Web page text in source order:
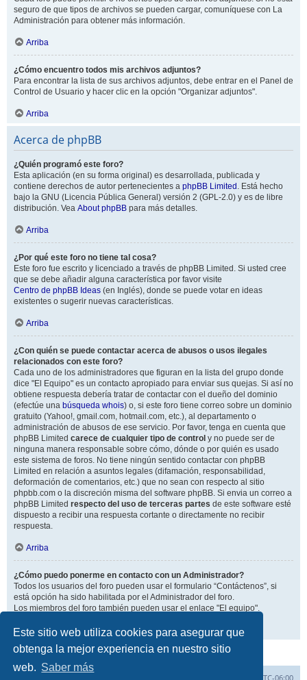
Este sitio web utiliza cookies para asegurar que
obtenga la mejor experiencia en nuestro sitio
web. Saber más
seguro de que tipos de archivos se pueden cargar, comuníquese con La
Administración para obtener más información.
Arriba
¿Cómo encuentro todos mis archivos adjuntos?
Para encontrar la lista de sus archivos adjuntos, debe entrar en el Panel de
Control de Usuario y hacer clic en la opción "Organizar adjuntos".
Arriba
Acerca de phpBB
¿Quién programó este foro?
Esta aplicación (en su forma original) es desarrollada, publicada y
contiene derechos de autor pertenecientes a phpBB Limited . Está hecho
bajo la GNU (Licencia Pública General) versión 2 (GPL-2.0) y es de libre
distribución. Vea About phpBB para más detalles.
Arriba
¿Por qué este foro no tiene tal cosa?
Este foro fue escrito y licenciado a través de phpBB Limited. Si usted cree
que se debe añadir alguna característica por favor visite
Centro de phpBB Ideas (en Inglés), donde se puede votar en ideas
existentes o sugerir nuevas características.
Arriba
¿Con quién se puede contactar acerca de abusos o usos ilegales
relacionados con este foro?
Cada uno de los administradores que figuran en la lista del grupo donde
dice "El Equipo" es un contacto apropiado para enviar sus quejas. Si así no
obtiene respuesta debería tratar de contactar con el dueño del dominio
(efectúe una búsqueda whois) o, si este foro tiene correo sobre un dominio
gratuito (Yahoo!, gmail.com, hotmail.com, etc.), al departamento o
administración de abusos de ese servicio. Por favor, tenga en cuenta que
phpBB Limited carece de cualquier tipo de control y no puede ser de
ninguna manera responsable sobre cómo, dónde o por quién es usado
este sistema de foros. No tiene ningún sentido contactar con phpBB
Limited en relación a asuntos legales (difamación, responsabilidad,
deformación de comentarios, etc.) que no sean con respecto al sitio
phpbb.com o la discreción misma del software phpBB. Si envia un correo a
phpBB Limited respecto del uso de terceras partes de este software esté
dispuesto a recibir una respuesta cortante o directamente no recibir
respuesta.
Arriba
¿Cómo puedo ponerme en contacto con un Administrador?
Todos los usuarios del foro pueden usar el formulario “Contáctenos”, si
está opción ha sido habilitada por el Administrador del foro.
Los miembros del foro también pueden usar el enlace "El equipo".
Arriba
UTC-06:00